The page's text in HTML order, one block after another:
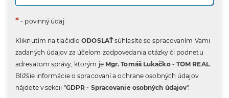
* - povinný údaj
Kliknutím na tlačidloODOSLAŤsúhlasíte so spracovaním Vami
zadaných údajov za účelom zodpovedania otázky či podnetu
adresátom správy, ktorým je Mgr. Tomáš Lukačko - TOM REAL.
Bližšie informácie o spracovaní a ochrane osobných údajov
nájdete v sekcii "GDPR - Spracovanie osobných údajov".